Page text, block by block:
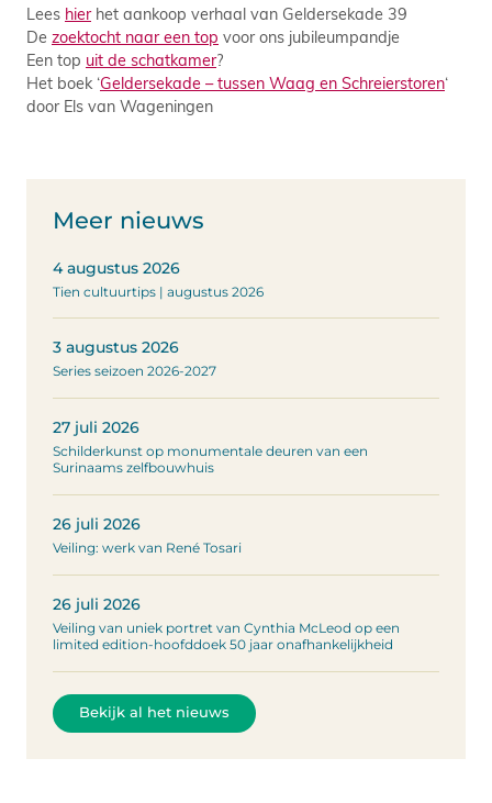
Lees hierhet aankoop verhaal van Geldersekade 39
De zoektocht naar een top voor ons jubileumpandje
Een top uit de schatkamer?
Het boek ‘Geldersekade – tussen Waag en Schreierstoren‘
door Els van Wageningen
Meer nieuws
4 augustus 2026
Tien cultuurtips | augustus 2026
3 augustus 2026
Series seizoen 2026-2027
27 juli 2026
Schilderkunst op monumentale deuren van een
Surinaams zelfbouwhuis
26 juli 2026
Veiling: werk van René Tosari
26 juli 2026
Veiling van uniek portret van Cynthia McLeod op een
limited edition-hoofddoek 50 jaar onafhankelijkheid
Bekijk al het nieuws